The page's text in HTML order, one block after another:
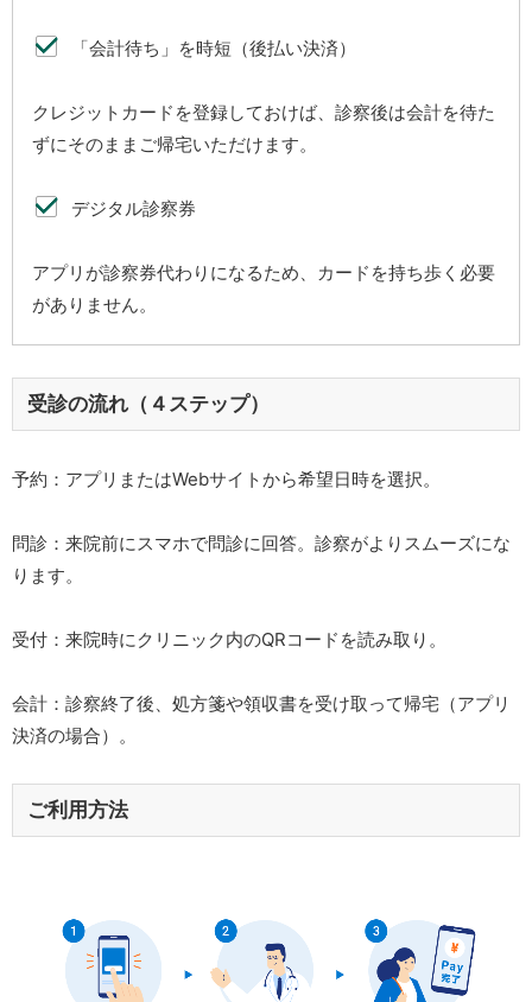
「会計待ち」を時短（後払い決済）
クレジットカードを登録しておけば、診察後は会計を待た
ずにそのままご帰宅いただけます。
デジタル診察券
アプリが診察券代わりになるため、カードを持ち歩く必要
がありません。
受診の流れ（４ステップ）
予約：アプリまたはWebサイトから希望日時を選択。
問診：来院前にスマホで問診に回答。診察がよりスムーズにな
ります。
受付：来院時にクリニック内のQRコードを読み取り。
会計：診察終了後、処方箋や領収書を受け取って帰宅（アプリ
決済の場合）。
ご利用方法